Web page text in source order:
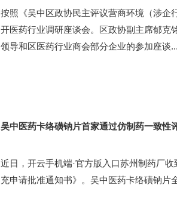
按照《吴中区政协民主评议营商环境（涉企
开医药行业调研座谈会。区政协副主席郁克
领导和区医药行业商会部分企业的参加座谈...
吴中医药卡络磺钠片首家通过仿制药一致性
近日，开云手机端·官方版入口苏州制药厂
充申请批准通知书》。吴中医药卡络磺钠片